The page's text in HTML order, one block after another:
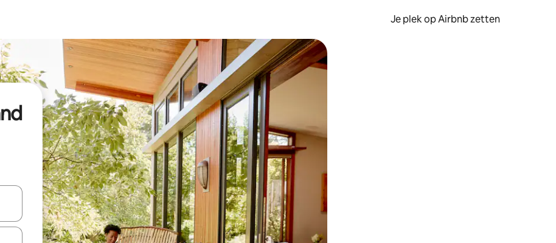
Je plek op Airbnb zetten
een keuze met je de pijltjestoetsen omhoog en omlaag, óf door te tikken of swipen.